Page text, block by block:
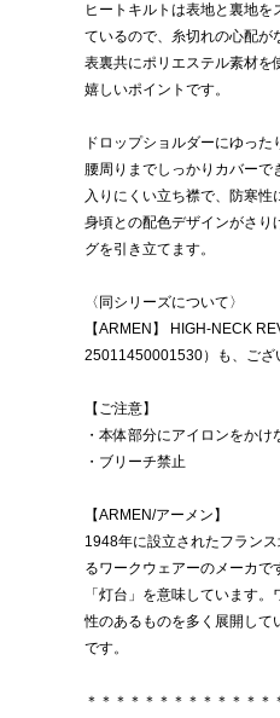
ヒートキルトは表地と裏地
ているので、糸切れの心配が
表裏共にポリエステル素材を
嬉しいポイントです。
ドロップショルダーにゆっ
腰周りまでしっかりカバー
入りにくい立ち襟で、防寒性
身頃との配色デザインがさり
グを引き立てます。
〈同シリーズについて〉
【ARMEN】 HIGH-NECK
25011450001530）も、ござ
【ご注意】
・本体部分にアイロンをかけ
・ブリーチ禁止
【ARMEN/アーメン】
1948年に設立されたフラン
るワークウェアーのメーカ
「灯台」を意味しています
性のあるものを多く展開して
です。
＊＊＊＊＊＊＊＊＊＊＊＊＊